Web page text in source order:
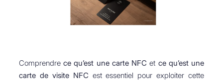
Comprendrece qu’est une carte NFC et ce qu’est une
carte de visite NFC est essentiel pour exploiter cette